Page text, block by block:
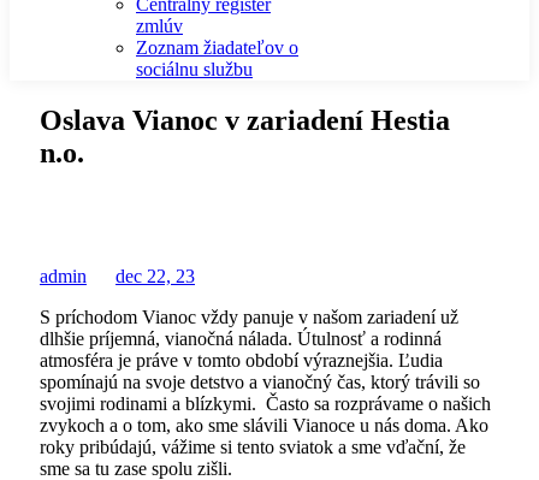
Centrálny register
zmlúv
Zoznam žiadateľov o
sociálnu službu
Oslava Vianoc v zariadení Hestia
n.o.
admin
dec 22, 23
S príchodom Vianoc vždy panuje v našom zariadení už
dlhšie príjemná, vianočná nálada. Útulnosť a rodinná
atmosféra je práve v tomto období výraznejšia. Ľudia
spomínajú na svoje detstvo a vianočný čas, ktorý trávili so
svojimi rodinami a blízkymi. Často sa rozprávame o našich
zvykoch a o tom, ako sme slávili Vianoce u nás doma. Ako
roky pribúdajú, vážime si tento sviatok a sme vďační, že
sme sa tu zase spolu zišli.